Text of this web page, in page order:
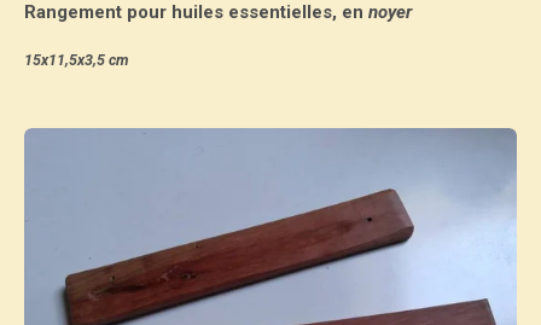
Rangement pour huiles essentielles, en noyer
15x11,5x3,5 cm